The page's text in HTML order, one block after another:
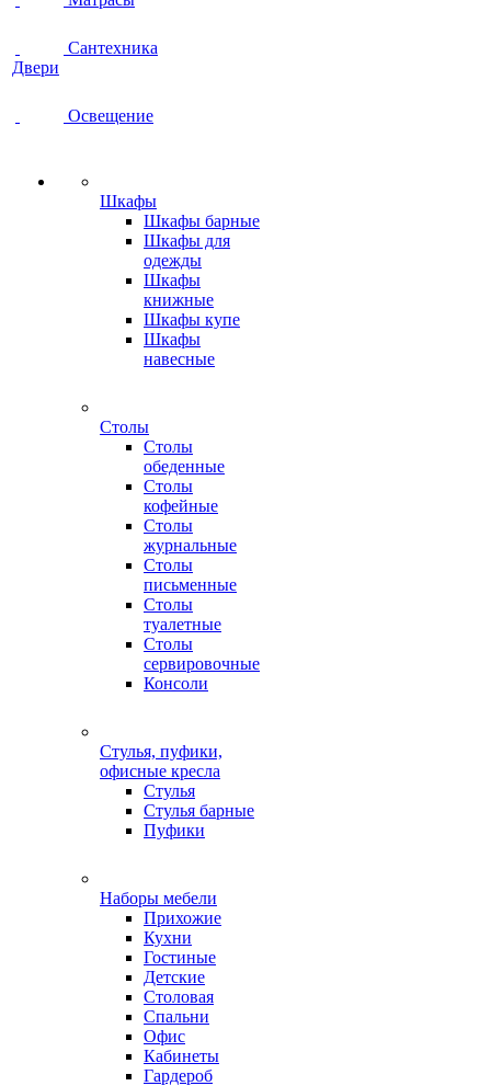
Сантехника
Двери
Освещение
Шкафы
Шкафы барные
Шкафы для
одежды
Шкафы
книжные
Шкафы купе
Шкафы
навесные
Столы
Столы
обеденные
Столы
кофейные
Столы
журнальные
Столы
письменные
Столы
туалетные
Столы
сервировочные
Консоли
Стулья, пуфики,
офисные кресла
Стулья
Стулья барные
Пуфики
Наборы мебели
Прихожие
Кухни
Гостиные
Детские
Столовая
Спальни
Офис
Кабинеты
Гардероб